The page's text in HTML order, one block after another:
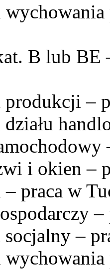
B lub BE
–
i okien –
praca w
–
–